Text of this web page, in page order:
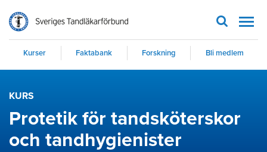
Kurser Faktabank Forskning Bli medlem
KURS
Protetik för tandsköterskor
och tandhygienister